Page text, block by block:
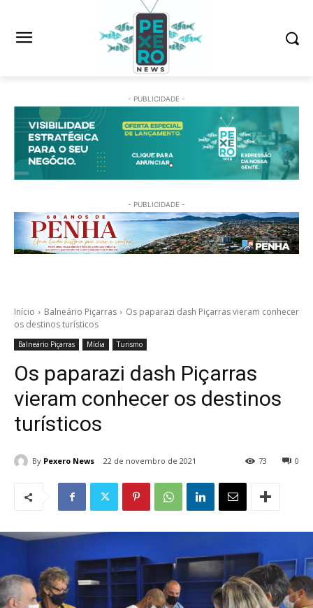
- PUBLICIDADE -
- PUBLICIDADE -
Início Balneário Piçarras
Os paparazi dash Piçarras vieram conhecer
os destinos turísticos
Balneário Piçarras Mídia Turismo
Os paparazi dash Piçarras
vieram conhecer os destinos
turísticos
By Pexero News 22 de novembro de 2021 0
73